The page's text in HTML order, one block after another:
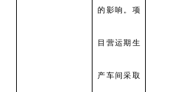
的影响。项
目营运期生
产车间采取